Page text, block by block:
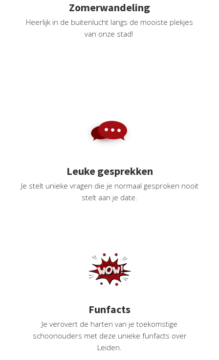
Zomerwandeling
Heerlijk in de buitenlucht langs de mooiste plekjes
van onze stad!
Leuke gesprekken
Je stelt unieke vragen die je normaal gesproken nooit
stelt aan je date.
Funfacts
Je verovert de harten van je toekomstige
schoonouders met deze unieke funfacts over
Leiden.